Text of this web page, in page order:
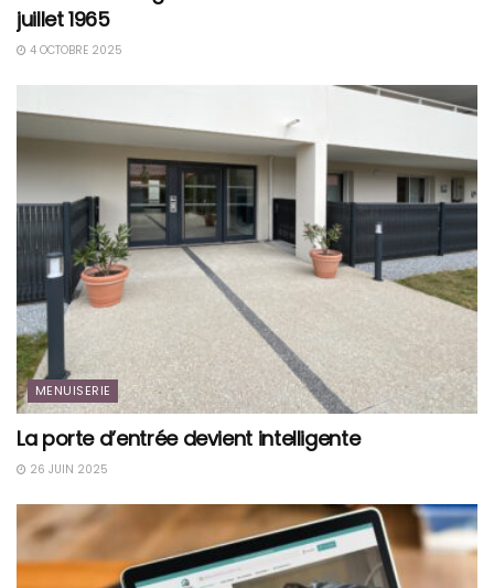
juillet 1965
4 OCTOBRE 2025
MENUISERIE
La porte d’entrée devient intelligente
26 JUIN 2025